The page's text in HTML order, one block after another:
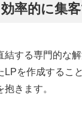
率的に集
する専門的な
LPを作成するこ
きます。